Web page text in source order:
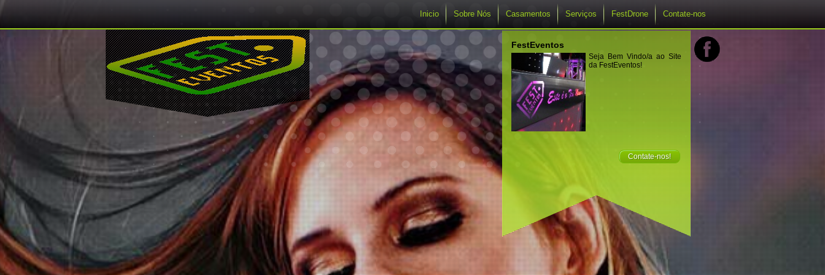
FestEventos
Seja Bem Vindo/a ao Site
da FestEventos!
Contate-nos!
Inicio Sobre Nós Casamentos Serviços FestDrone Contate-nos